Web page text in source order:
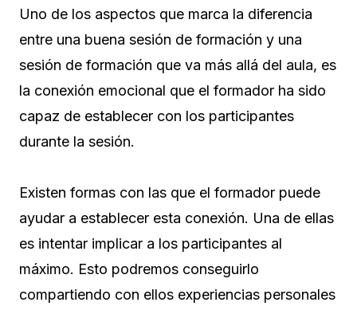
Uno de los aspectos que marca la diferencia
entre una buena sesión de formación y una
sesión de formación que va más allá del aula, es
la conexión emocional que el formador ha sido
capaz de establecer con los participantes
durante la sesión.
Existen formas con las que el formador puede
ayudar a establecer esta conexión. Una de ellas
es intentar implicar a los participantes al
máximo. Esto podremos conseguirlo
compartiendo con ellos experiencias personales